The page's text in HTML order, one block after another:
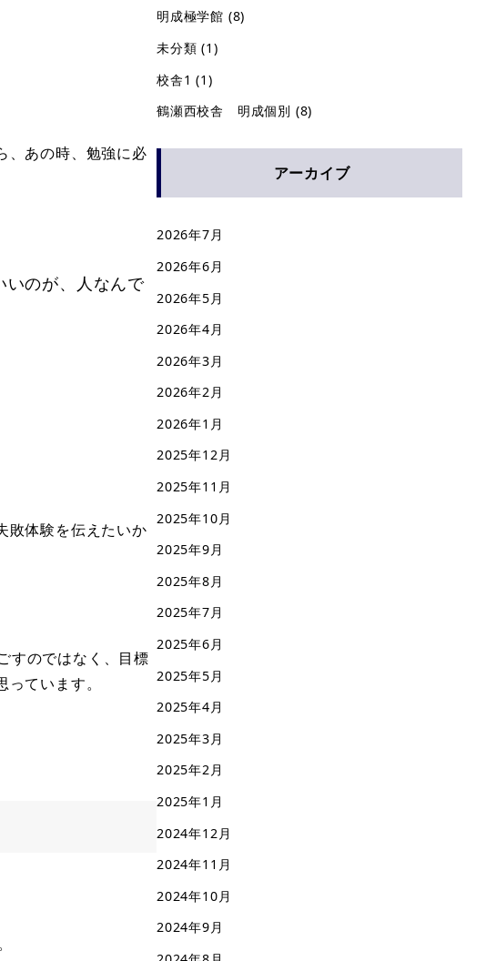
、あの時、勉強に必
いのが、人なんで
敗体験を伝えたいか
すのではなく、目標
ています。
明成極学館 (8)
未分類 (1)
校舎1 (1)
鶴瀬西校舎 明成個別 (8)
アーカイブ
2026年7月
2026年6月
2026年5月
2026年4月
2026年3月
2026年2月
2026年1月
2025年12月
2025年11月
2025年10月
2025年9月
2025年8月
2025年7月
2025年6月
2025年5月
2025年4月
2025年3月
2025年2月
2025年1月
2024年12月
2024年11月
2024年10月
2024年9月